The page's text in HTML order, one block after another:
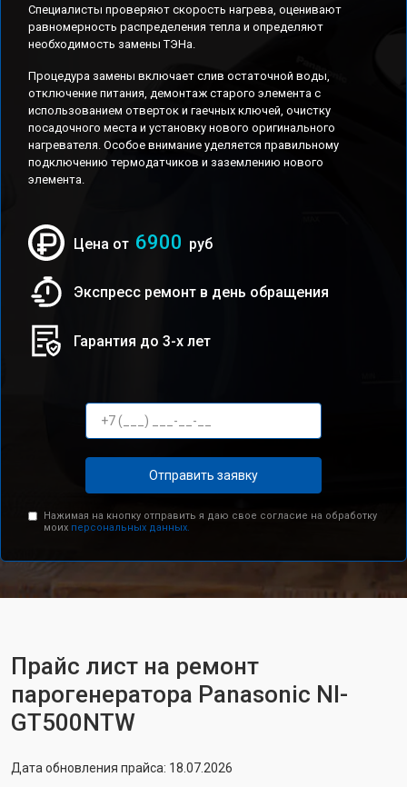
Специалисты проверяют скорость нагрева, оценивают
равномерность распределения тепла и определяют
необходимость замены ТЭНа.
Процедура замены включает слив остаточной воды,
отключение питания, демонтаж старого элемента с
использованием отверток и гаечных ключей, очистку
посадочного места и установку нового оригинального
нагревателя. Особое внимание уделяется правильному
подключению термодатчиков и заземлению нового
элемента.
Цена от 6900 руб
Экспресс ремонт в день обращения
Гарантия до 3-х лет
Отправить заявку
Нажимая на кнопку отправить я даю свое согласие на обработку
моих персональных данных.
Прайс лист на ремонт
парогенератора Panasonic NI-
GT500NTW
Дата обновления прайса: 18.07.2026